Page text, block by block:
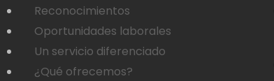
Reconocimientos
Oportunidades laborales
Un servicio diferenciado
¿Qué ofrecemos?